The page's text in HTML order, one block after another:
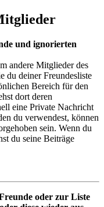
und ignorierten
andere Mitglieder des
du deiner Freundesliste
Bereich für den
dort deren
eine Private Nachricht
du verwendest, können
sein. Wenn du
du seine Beiträge
oder zur Liste